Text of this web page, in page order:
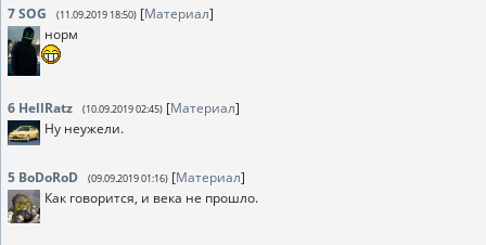
7SOG (11.09.2019 18:50) [Материал]
норм
6 HellRatz (10.09.2019 02:45) [Материал]
Ну неужели.
5 BoDoRoD (09.09.2019 01:16) [Материал]
Как говорится, и века не прошло.